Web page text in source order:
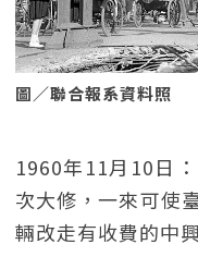
圖／聯合報系資料照
1960年11月10日
次大修，一來可使
輛改走有收費的中